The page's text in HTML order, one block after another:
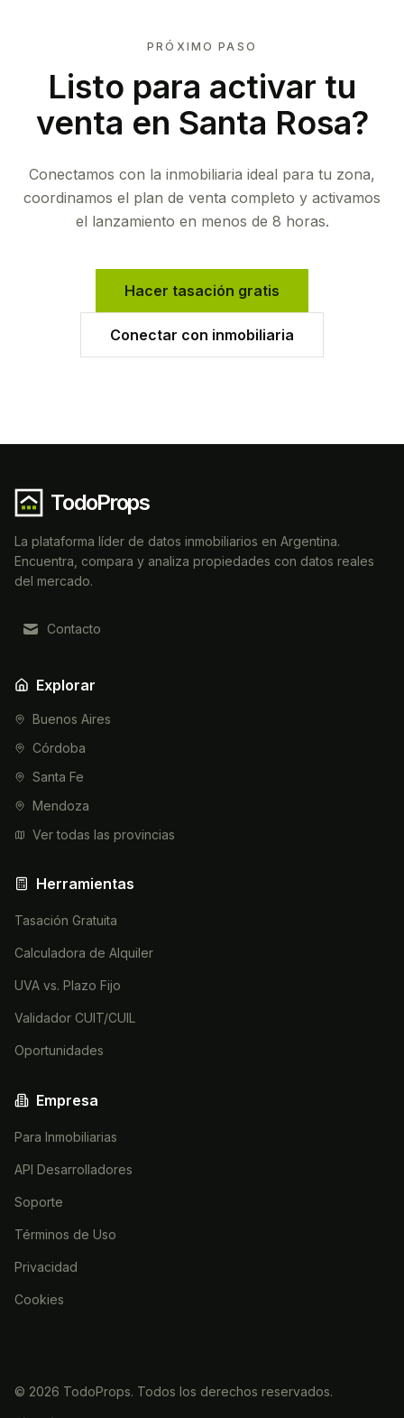
PRÓXIMO PASO
Listo para activar tu
venta en Santa Rosa?
Conectamos con la inmobiliaria ideal para tu zona,
coordinamos el plan de venta completo y activamos
el lanzamiento en menos de 8 horas.
Hacer tasación gratis
Conectar con inmobiliaria
TodoProps
La plataforma líder de datos inmobiliarios en Argentina.
Encuentra, compara y analiza propiedades con datos reales
del mercado.
Contacto
Explorar
Buenos Aires
Córdoba
Santa Fe
Mendoza
Ver todas las provincias
Herramientas
Tasación Gratuita
Calculadora de Alquiler
UVA vs. Plazo Fijo
Validador CUIT/CUIL
Oportunidades
Empresa
Para Inmobiliarias
API Desarrolladores
Soporte
Términos de Uso
Privacidad
Cookies
© 2026 TodoProps. Todos los derechos reservados.